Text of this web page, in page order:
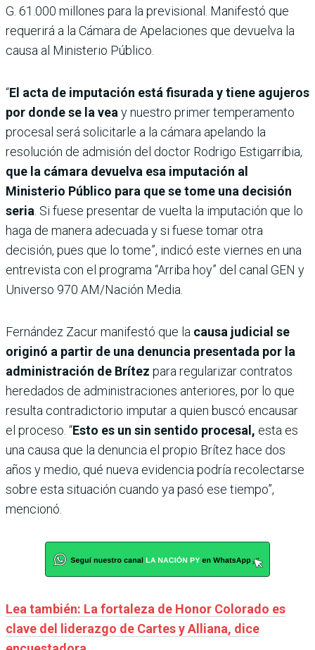
G. 61.000 millones para la previsional. Manifestó que
requerirá a la Cámara de Apelaciones que devuelva la
causa al Ministerio Público.
“El acta de imputación está fisurada y tiene agujeros
por donde se la vea y nuestro primer temperamento
procesal será solicitarle a la cámara apelando la
resolución de admisión del doctor Rodrigo Estigarribia,
que la cámara devuelva esa imputación al
Ministerio Público para que se tome una decisión
seria . Si fuese presentar de vuelta la imputación que lo
haga de manera adecuada y si fuese tomar otra
decisión, pues que lo tome”, indicó este viernes en una
entrevista con el programa “Arriba hoy” del canal GEN y
Universo 970 AM/Nación Media.
Fernández Zacur manifestó que la causa judicial se
originó a partir de una denuncia presentada por la
administración de Brítez para regularizar contratos
heredados de administraciones anteriores, por lo que
resulta contradictorio imputar a quien buscó encausar
el proceso. “Esto es un sin sentido procesal, esta es
una causa que la denuncia el propio Brítez hace dos
años y medio, qué nueva evidencia podría recolectarse
sobre esta situación cuando ya pasó ese tiempo”,
mencionó.
Lea también: La fortaleza de Honor Colorado es
clave del liderazgo de Cartes y Alliana, dice